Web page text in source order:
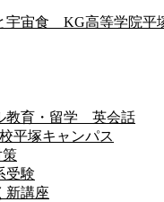
宇宙食 KG高等学院平
教育・留学 英会話
平塚キャンパス
策
受験
新講座